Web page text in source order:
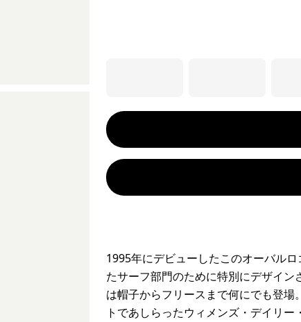
1995年にデビューしたこのオーバル
たサーフ部門のために特別にデザイン
は帽子からフリースまで何にでも登場
トであしらったウィメンズ・デイリ